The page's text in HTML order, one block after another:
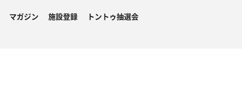
マガジン 施設登録 トントゥ抽選会